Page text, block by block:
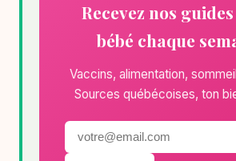
Recevez nos
bébé chaque
Vaccins, alimentation,
Sources québécoises, ton